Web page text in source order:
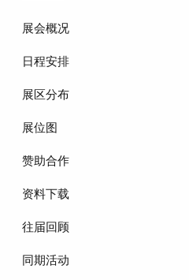
展会概况
日程安排
展区分布
展位图
赞助合作
资料下载
往届回顾
同期活动